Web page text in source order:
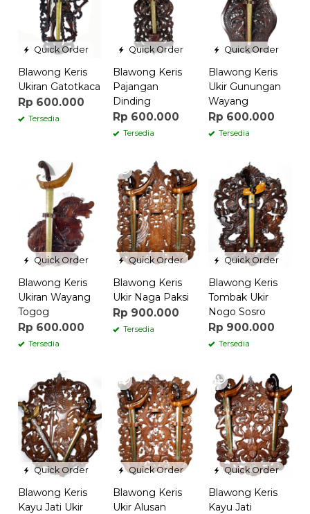
Quick Order
Blawong Keris
Ukiran Gatotkaca
Rp 600.000
Tersedia
Quick Order
Blawong Keris
Pajangan
Dinding
Rp 600.000
Tersedia
Quick Order
Blawong Keris
Ukir Gunungan
Wayang
Rp 600.000
Tersedia
Quick Order
Blawong Keris
Ukiran Wayang
Togog
Rp 600.000
Tersedia
Quick Order
Blawong Keris
Ukir Naga Paksi
Rp 900.000
Tersedia
Quick Order
Blawong Keris
Tombak Ukir
Nogo Sosro
Rp 900.000
Tersedia
Quick Order
Blawong Keris
Kayu Jati Ukir
Quick Order
Blawong Keris
Ukir Alusan
Quick Order
Blawong Keris
Kayu Jati